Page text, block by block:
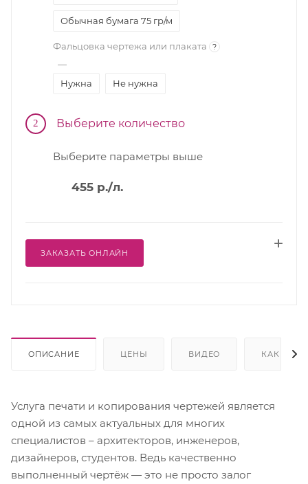
Обычная бумага 75 гр/м
Фальцовка чертежа или плаката ?
—
Нужна
Не нужна
2 Выберите количество
Выберите параметры выше
455 р./л.
ЗАКАЗАТЬ ОНЛАЙН
ОПИСАНИЕ ЦЕНЫ ВИДЕО КАК
Услуга печати и копирования чертежей является
одной из самых актуальных для многих
специалистов – архитекторов, инженеров,
дизайнеров, студентов. Ведь качественно
выполненный чертёж — это не просто залог